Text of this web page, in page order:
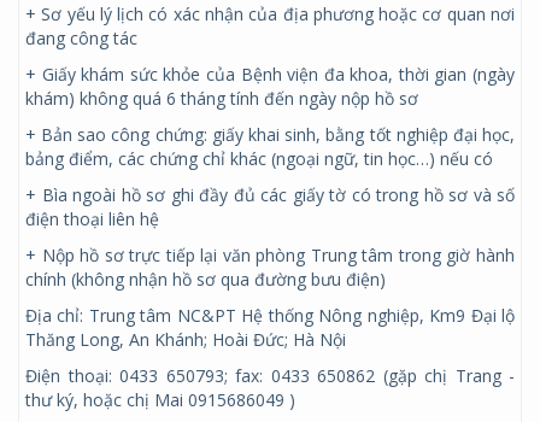
+ Sơ yếu lý lịch có xác nhận của địa phương hoặc cơ quan nơi
đang công tác
+ Giấy khám sức khỏe của Bệnh viện đa khoa, thời gian (ngày
khám) không quá 6 tháng tính đến ngày nộp hồ sơ
+ Bản sao công chứng: giấy khai sinh, bằng tốt nghiệp đại học,
bảng điểm, các chứng chỉ khác (ngoại ngữ, tin học…) nếu có
+ Bìa ngoài hồ sơ ghi đầy đủ các giấy tờ có trong hồ sơ và số
điện thoại liên hệ
+ Nộp hồ sơ trực tiếp lại văn phòng Trung tâm trong giờ hành
chính (không nhận hồ sơ qua đường bưu điện)
Địa chỉ: Trung tâm NC&PT Hệ thống Nông nghiệp, Km9 Đại lộ
Thăng Long, An Khánh; Hoài Đức; Hà Nội
Điện thoại: 0433 650793; fax: 0433 650862 (gặp chị Trang -
thư ký, hoặc chị Mai 0915686049 )